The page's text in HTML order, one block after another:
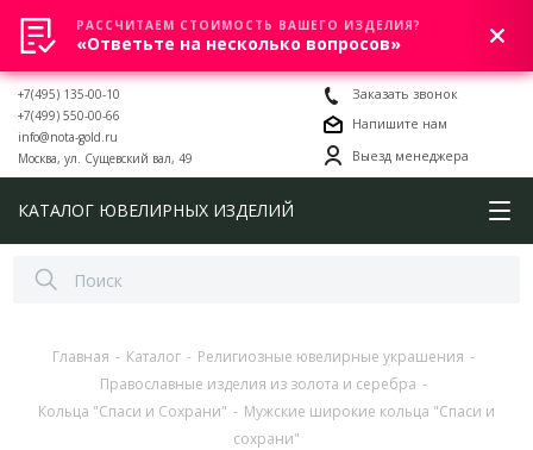
0
+7(495) 135-00-10
+7(499) 550-00-66
info@nota-gold.ru
Москва, ул. Сущевский вал, 49
Заказать звонок
Напишите нам
Выезд менеджера
КАТАЛОГ ЮВЕЛИРНЫХ ИЗДЕЛИЙ
Главная - Каталог - Религиозные ювелирные украшения -
Православные изделия из золота и серебра -
Кольца "Спаси и Сохрани" - Мужские широкие кольца "Спаси и
сохрани"
РАССЧИТАЕМ СТОИМОСТЬ ВАШЕГО ИЗДЕЛИЯ?
«Ответьте на несколько вопросов»